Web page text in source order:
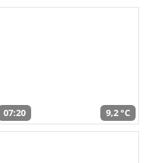
07:20 9,2 °C